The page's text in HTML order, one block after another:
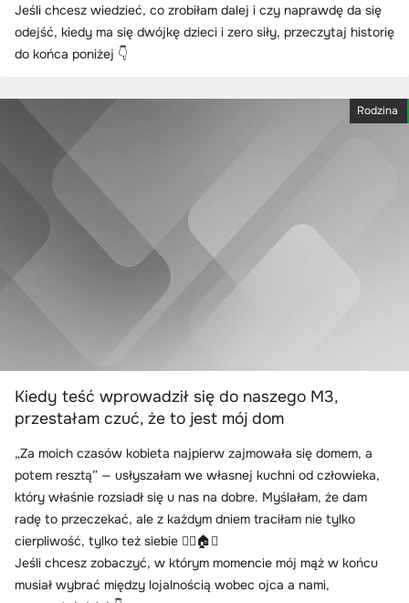
Jeśli chcesz wiedzieć, co zrobiłam dalej i czy naprawdę da się
odejść, kiedy ma się dwójkę dzieci i zero siły, przeczytaj historię
do końca poniżej 👇
Rodzina
Kiedy teść wprowadził się do naszego M3,
przestałam czuć, że to jest mój dom
„Za moich czasów kobieta najpierw zajmowała się domem, a
potem resztą” — usłyszałam we własnej kuchni od człowieka,
który właśnie rozsiadł się u nas na dobre. Myślałam, że dam
radę to przeczekać, ale z każdym dniem traciłam nie tylko
cierpliwość, tylko też siebie 😶‍🌫️🏠💔
Jeśli chcesz zobaczyć, w którym momencie mój mąż w końcu
musiał wybrać między lojalnością wobec ojca a nami,